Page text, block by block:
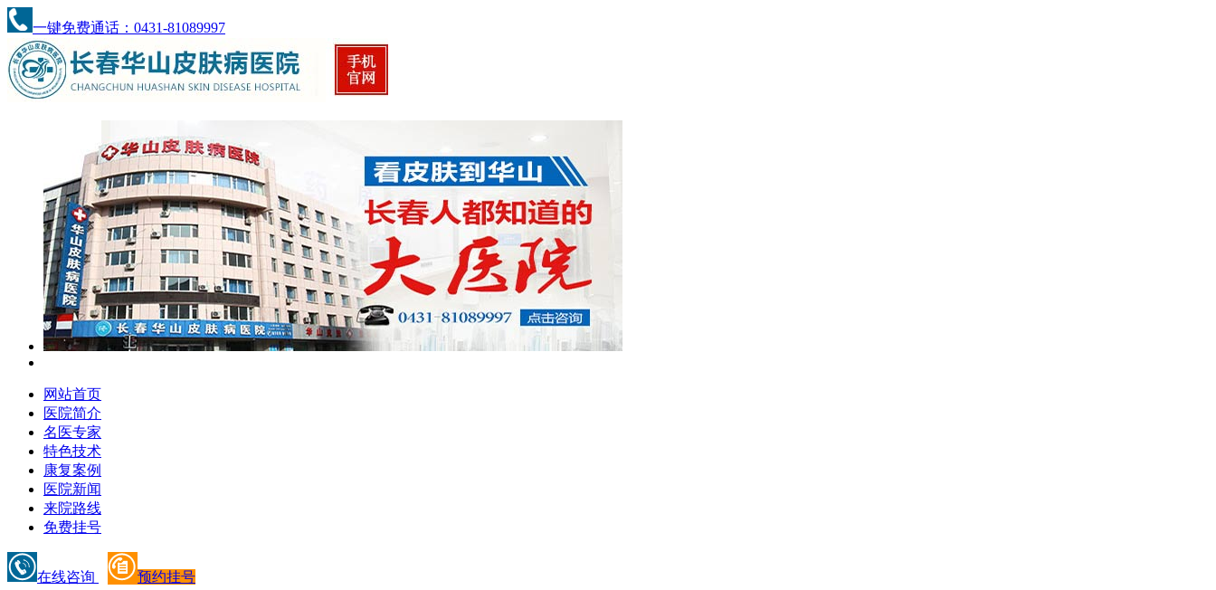
一键免费通话：0431-81089997
网站首页
医院简介
名医专家
特色技术
康复案例
医院新闻
来院路线
免费挂号
在线咨询 预约挂号